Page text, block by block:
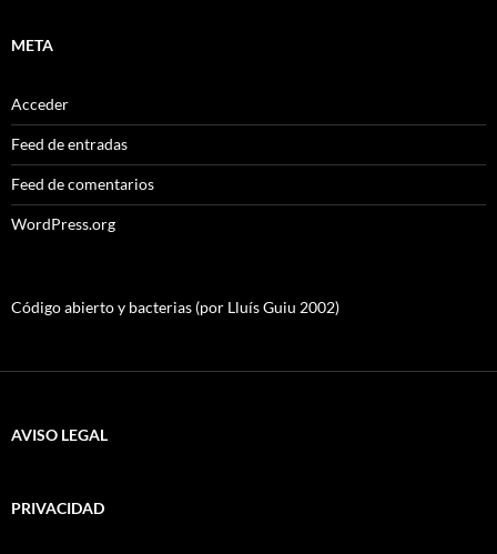
META
Acceder
Feed de entradas
Feed de comentarios
WordPress.org
Código abierto y bacterias (por Lluís Guiu 2002)
AVISO LEGAL
PRIVACIDAD